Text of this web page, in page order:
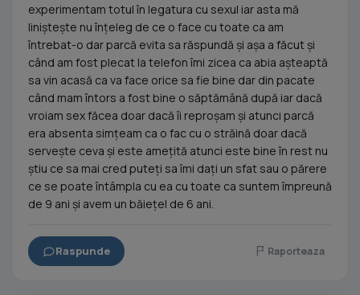
experimentam totul în legatura cu sexul iar asta mă
liniștește nu înțeleg de ce o face cu toate ca am
întrebat-o dar parcă evita sa răspundă și așa a făcut și
când am fost plecat la telefon îmi zicea ca abia așteaptă
sa vin acasă ca va face orice sa fie bine dar din pacate
când mam întors a fost bine o săptămână după iar dacă
vroiam sex făcea doar dacă îi reproșam și atunci parcă
era absenta simțeam ca o fac cu o străină doar dacă
servește ceva și este amețită atunci este bine în rest nu
știu ce sa mai cred puteți sa îmi dați un sfat sau o părere
ce se poate întâmpla cu ea cu toate ca suntem împreună
de 9 ani și avem un băiețel de 6 ani.
Raspunde Raporteaza